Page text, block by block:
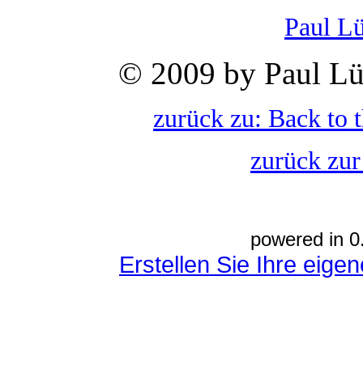
Paul
© 2009 by Paul
zurück zu: Back to
zurück
powered in
Erstellen Sie Ihre